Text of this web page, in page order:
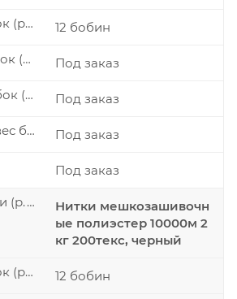
12 бобин
Цена от 5 коробок (р./шт.)
Под заказ
Цена от 10 коробок (р./шт.)
Под заказ
Цена от 30 коробок (р./шт.)
Под заказ
Наименование, вес бобины
Под заказ
Нитки мешкозашивочн
ые полиэстер 10000м 2
кг 200текс, черный
Цена от 1 коробки (р./шт.)
12 бобин
Цена от 5 коробок (р./шт.)